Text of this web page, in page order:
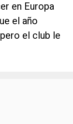
en Europa
el año
el club le